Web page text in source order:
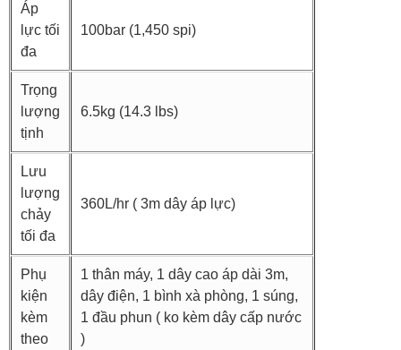
Áp
lực tối
đa
100bar (1,450 spi)
Trọng
lượng
tịnh
6.5kg (14.3 lbs)
Lưu
lượng
chảy
tối đa
360L/hr ( 3m dây áp lực)
Phụ
kiện
kèm
theo
1 thân máy, 1 dây cao áp dài 3m,
dây điện, 1 bình xà phòng, 1 súng,
1 đầu phun ( ko kèm dây cấp nước
)